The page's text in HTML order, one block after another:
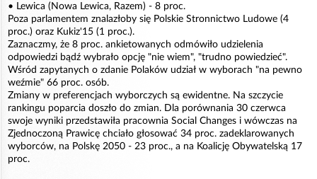
• Lewica (Nowa Lewica, Razem) - 8 proc.
Poza parlamentem znalazłoby się Polskie Stronnictwo Ludowe (4
proc.) oraz Kukiz'15 (1 proc.).
Zaznaczmy, że 8 proc. ankietowanych odmówiło udzielenia
odpowiedzi bądź wybrało opcję "nie wiem", "trudno powiedzieć".
Wśród zapytanych o zdanie Polaków udział w wyborach "na pewno
weźmie" 66 proc. osób.
Zmiany w preferencjach wyborczych są ewidentne. Na szczycie
rankingu poparcia doszło do zmian. Dla porównania 30 czerwca
swoje wyniki przedstawiła pracownia Social Changes i wówczas na
Zjednoczoną Prawicę chciało głosować 34 proc. zadeklarowanych
wyborców, na Polskę 2050 - 23 proc., a na Koalicję Obywatelską 17
proc.